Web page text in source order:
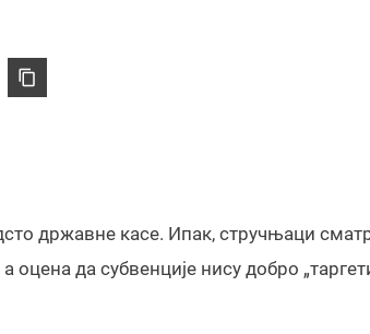
државне касе. Ипак, стручњаци
да субвенције нису добро